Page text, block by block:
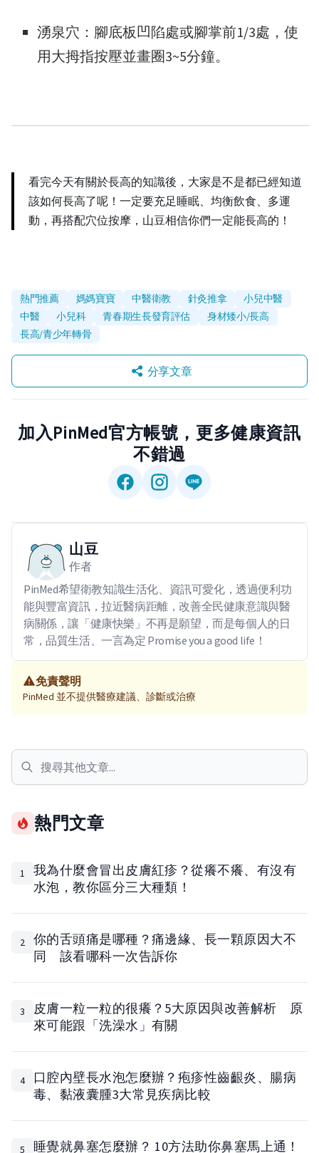
湧泉穴：腳底板凹陷處或腳掌前1/3處，使
用大拇指按壓並畫圈3~5分鐘。
看完今天有關於長高的知識後，大家是不是都已經知道
該如何長高了呢！一定要充足睡眠、均衡飲食、多運
動，再搭配穴位按摩，山豆相信你們一定能長高的！
熱門推薦 媽媽寶寶 中醫衛教 針灸推拿
小兒中醫
中醫
小兒科 青春期生長發育評估
身材矮小/長高
長高/青少年轉骨
分享文章
加入PinMed官方帳號，更多健康資訊
不錯過
山豆
作者
PinMed希望衛教知識生活化、資訊可愛化，透過便利功
能與豐富資訊，拉近醫病距離，改善全民健康意識與醫
病關係，讓「健康快樂」不再是願望，而是每個人的日
常，品質生活、一言為定 Promise you a good life！
免責聲明
PinMed 並不提供醫療建議、診斷或治療
熱門文章
1
我為什麼會冒出皮膚紅疹？從癢不癢、有沒有
水泡，教你區分三大種類！
2
你的舌頭痛是哪種？痛邊緣、長一顆原因大不
同 該看哪科一次告訴你
3
皮膚一粒一粒的很癢？5大原因與改善解析 原
來可能跟「洗澡水」有關
4
口腔內壁長水泡怎麼辦？疱疹性齒齦炎、腸病
毒、黏液囊腫3大常見疾病比較
5 睡覺就鼻塞怎麼辦？ 10方法助你鼻塞馬上通！